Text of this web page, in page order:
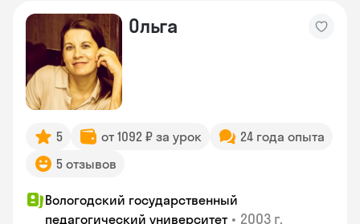
Ольга
5 от 1092 ₽ за урок
24 года опыта
5 отзывов
Вологодский государственный
педагогический университет • 2003 г.